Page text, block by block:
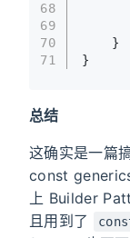
68
69
70
71
    }
}
总结
这确实是一篇
const
上 Builder
且用到了